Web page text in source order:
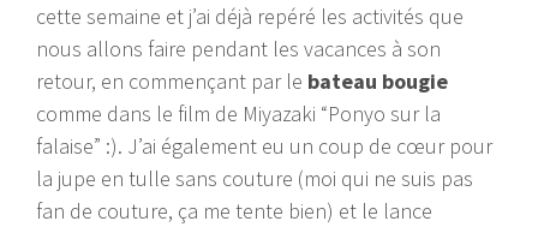
cette semaine et j’ai déjà repéré les activités que
nous allons faire pendant les vacances à son
retour, en commençant par le bateau bougie
comme dans le film de Miyazaki “Ponyo sur la
falaise” :). J’ai également eu un coup de cœur pour
la jupe en tulle sans couture (moi qui ne suis pas
fan de couture, ça me tente bien) et le lance